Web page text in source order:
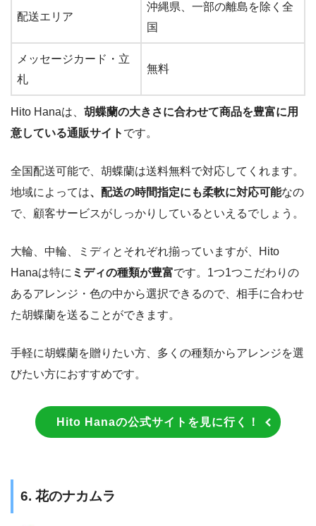
配送エリア
沖縄県、一部の離島を除く全
国
メッセージカード・立
札
無料
Hito Hanaは、 胡蝶蘭の大きさに合わせて商品を豊富に用
意している通販サイト です。
全国配送可能で、胡蝶蘭は送料無料で対応してくれます。
地域によっては、配送の時間指定にも柔軟に対応可能なの
で、顧客サービスがしっかりしているといえるでしょう。
大輪、中輪、ミディとそれぞれ揃っていますが、Hito
Hanaは特に ミディの種類が豊富です。1つ1つこだわりの
あるアレンジ・色の中から選択できるので、相手に合わせ
た胡蝶蘭を送ることができます。
手軽に胡蝶蘭を贈りたい方、多くの種類からアレンジを選
びたい方におすすめです。
Hito Hanaの公式サイトを見に行く！
6. 花のナカムラ